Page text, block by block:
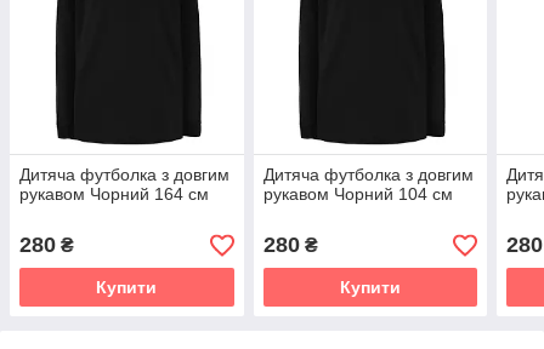
Дитяча футболка з довгим
рукавом Чорний 164 см
280 ₴
Купити
Дитяча футболка з довгим
рукавом Чорний 104 см
280₴
Купити
280